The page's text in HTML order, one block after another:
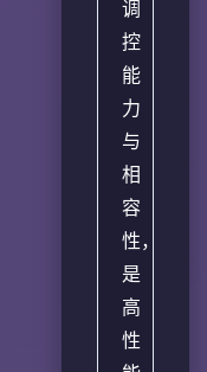
调
控
能
力
与
相
容
性，
是
高
性